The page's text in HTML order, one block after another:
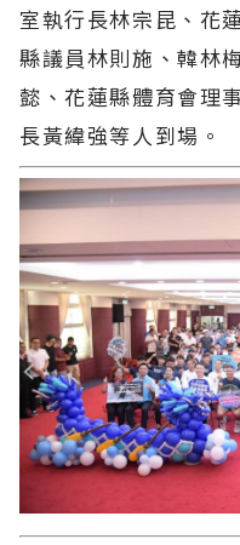
室執行長林宗昆、花
縣議員林則施、韓林
懿、花蓮縣體育會理
長黃緯強等人到場。